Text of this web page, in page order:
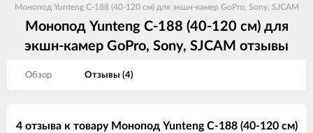
Монопод Yunteng С-188 (40-120 см) для экшн-камер GoPro, Sony, SJCAM
Монопод Yunteng С-188 (40-120 см) для
экшн-камер GoPro, Sony, SJCAM отзывы
Обзор Отзывы (4)
4 отзыва к товару Монопод Yunteng С-188 (40-120 см)